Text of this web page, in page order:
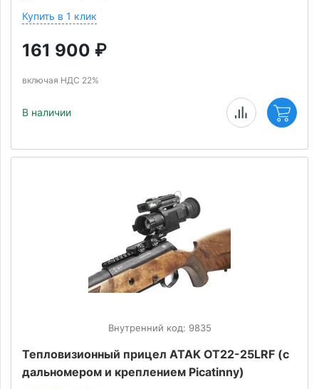
Купить в 1 клик
161 900 ₽
включая НДС 22%
В наличии
Внутренний код: 9835
Тепловизионный прицел ATAK OT22-25LRF (с
дальномером и креплением Picatinny)